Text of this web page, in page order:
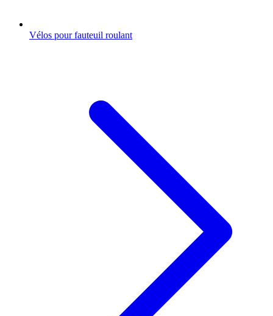
Vélos pour fauteuil roulant